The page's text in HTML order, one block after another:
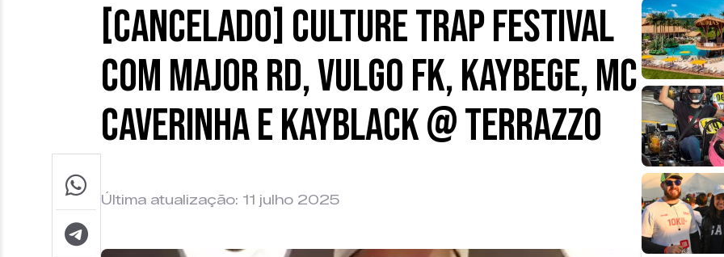
[CANCELADO] Culture Trap Festival
com Major RD, Vulgo FK, Kaybege, MC
Caverinha e Kayblack @ Terrazzo
Última atualização: 11 julho 2025